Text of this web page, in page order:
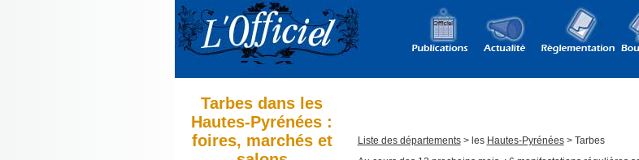
Tarbes dans les
Hautes-Pyrénées :
foires, marchés et
Liste des départements> les Hautes-Pyrénées> Tarbes